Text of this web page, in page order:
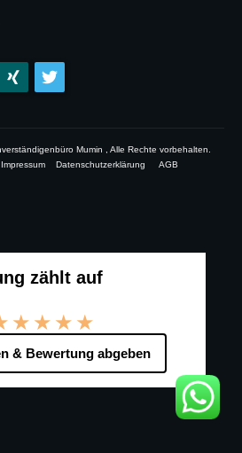
Mumin , Alle Rechte vorbehalten.
Datenschutzerklärung AGB
zählt auf
& Bewertung abgeben